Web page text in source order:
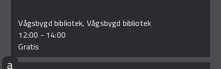
Vågsbygd bibliotek, Vågsbygd bibliotek
12:00 - 14:00
Gratis